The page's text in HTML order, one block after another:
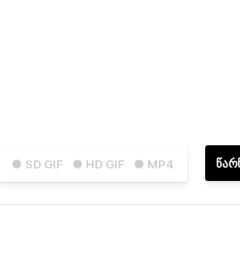
● SD GIF ● HD GIF ● MP4